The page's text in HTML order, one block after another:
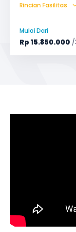
Bagasi
Safety Tools
Rincian Fasilitas
Mulai Dari
Rp 15.850.000 /